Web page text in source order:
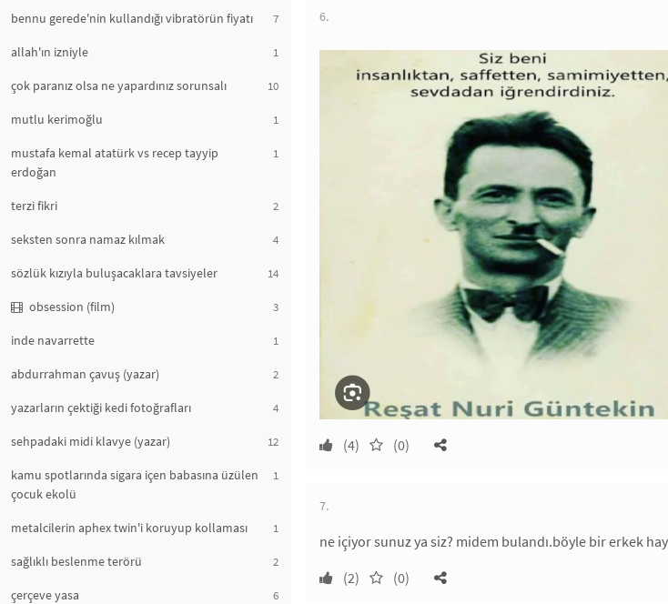
bennu gerede'nin kullandığı vibratörün fiyatı 7
allah'ın izniyle 1
çok paranız olsa ne yapardınız sorunsalı 10
mutlu kerimoğlu 1
mustafa kemal atatürk vs recep tayyip
erdoğan
1
terzi fikri 2
seksten sonra namaz kılmak 4
sözlük kızıyla buluşacaklara tavsiyeler 14
obsession (film) 3
inde navarrette 1
abdurrahman çavuş (yazar) 2
yazarların çektiği kedi fotoğrafları 4
sehpadaki midi klavye (yazar) 12
kamu spotlarında sigara içen babasına üzülen
çocuk ekolü
1
metalcilerin aphex twin'i koruyup kollaması 1
sağlıklı beslenme terörü 2
çerçeve yasa 6
6.
(4) (0)
7.
ne içiyor sunuz ya siz? midem bulandı.böyle bir erkek
(2)
(0)